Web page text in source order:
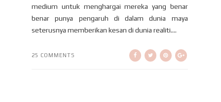
medium untuk menghargai mereka yang benar
benar punya pengaruh di dalam dunia maya
seterusnya memberikan kesan di dunia realiti....
25 COMMENTS